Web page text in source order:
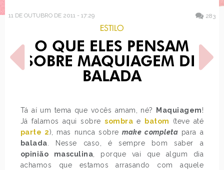
11 DE OUTUBRO DE 2011 - 17:29 283
ESTILO
O QUE ELES PENSAM
SOBRE MAQUIAGEM DE
BALADA
Tá aí um tema que vocês amam, né? Maquiagem!
Já falamos aqui sobre sombra e batom (teve até
parte 2), mas nunca sobremake completa para a
balada . Nesse caso, é sempre bom saber a
opinião masculina , porque vai que algum dia
achamos que estamos arrasando com aquele
POST ANTERIOR
BATALHA: BLAKE LIVELY
PRÓXIMO POST
SARITA